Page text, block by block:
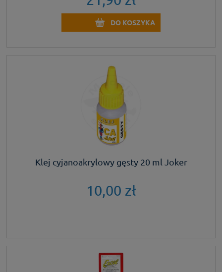
DO KOSZYKA
Klej cyjanoakrylowy gęsty 20 ml Joker
10,00 zł